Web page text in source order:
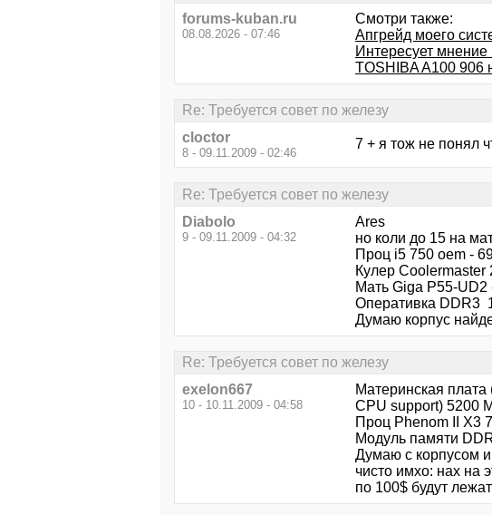
forums-kuban.ru
08.08.2026 - 07:46
Смотри также:
Апгрейд моего
Интересует
TOSHIBA A100 906
Re: Требуется совет по железу
cloctor
8 - 09.11.2009 - 02:46
7 + я тож не понял
Re: Требуется совет по железу
Diabolo
9 - 09.11.2009 - 04:32
Arеs
но коли до 15 на
Проц i5 750 oem -
Кулер Coolermaster
Мать Giga P55-UD2
Оперативка DDR3
Думаю корпус
Re: Требуется совет по железу
exelon667
10 - 10.11.2009 - 04:58
Материнская
CPU support) 5200
Проц Phenom II X3
Модуль памяти
Думаю с корпусом
чисто имхо: нах на
по 100$ будут